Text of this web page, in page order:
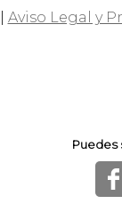
Aviso Legal y
Puedes
f